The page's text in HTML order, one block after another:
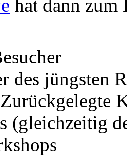
hat dann zum
des jüngsten
(gleichzeitig